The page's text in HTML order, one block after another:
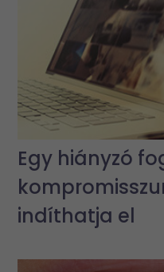
Egy hiányzó
indíthatja el